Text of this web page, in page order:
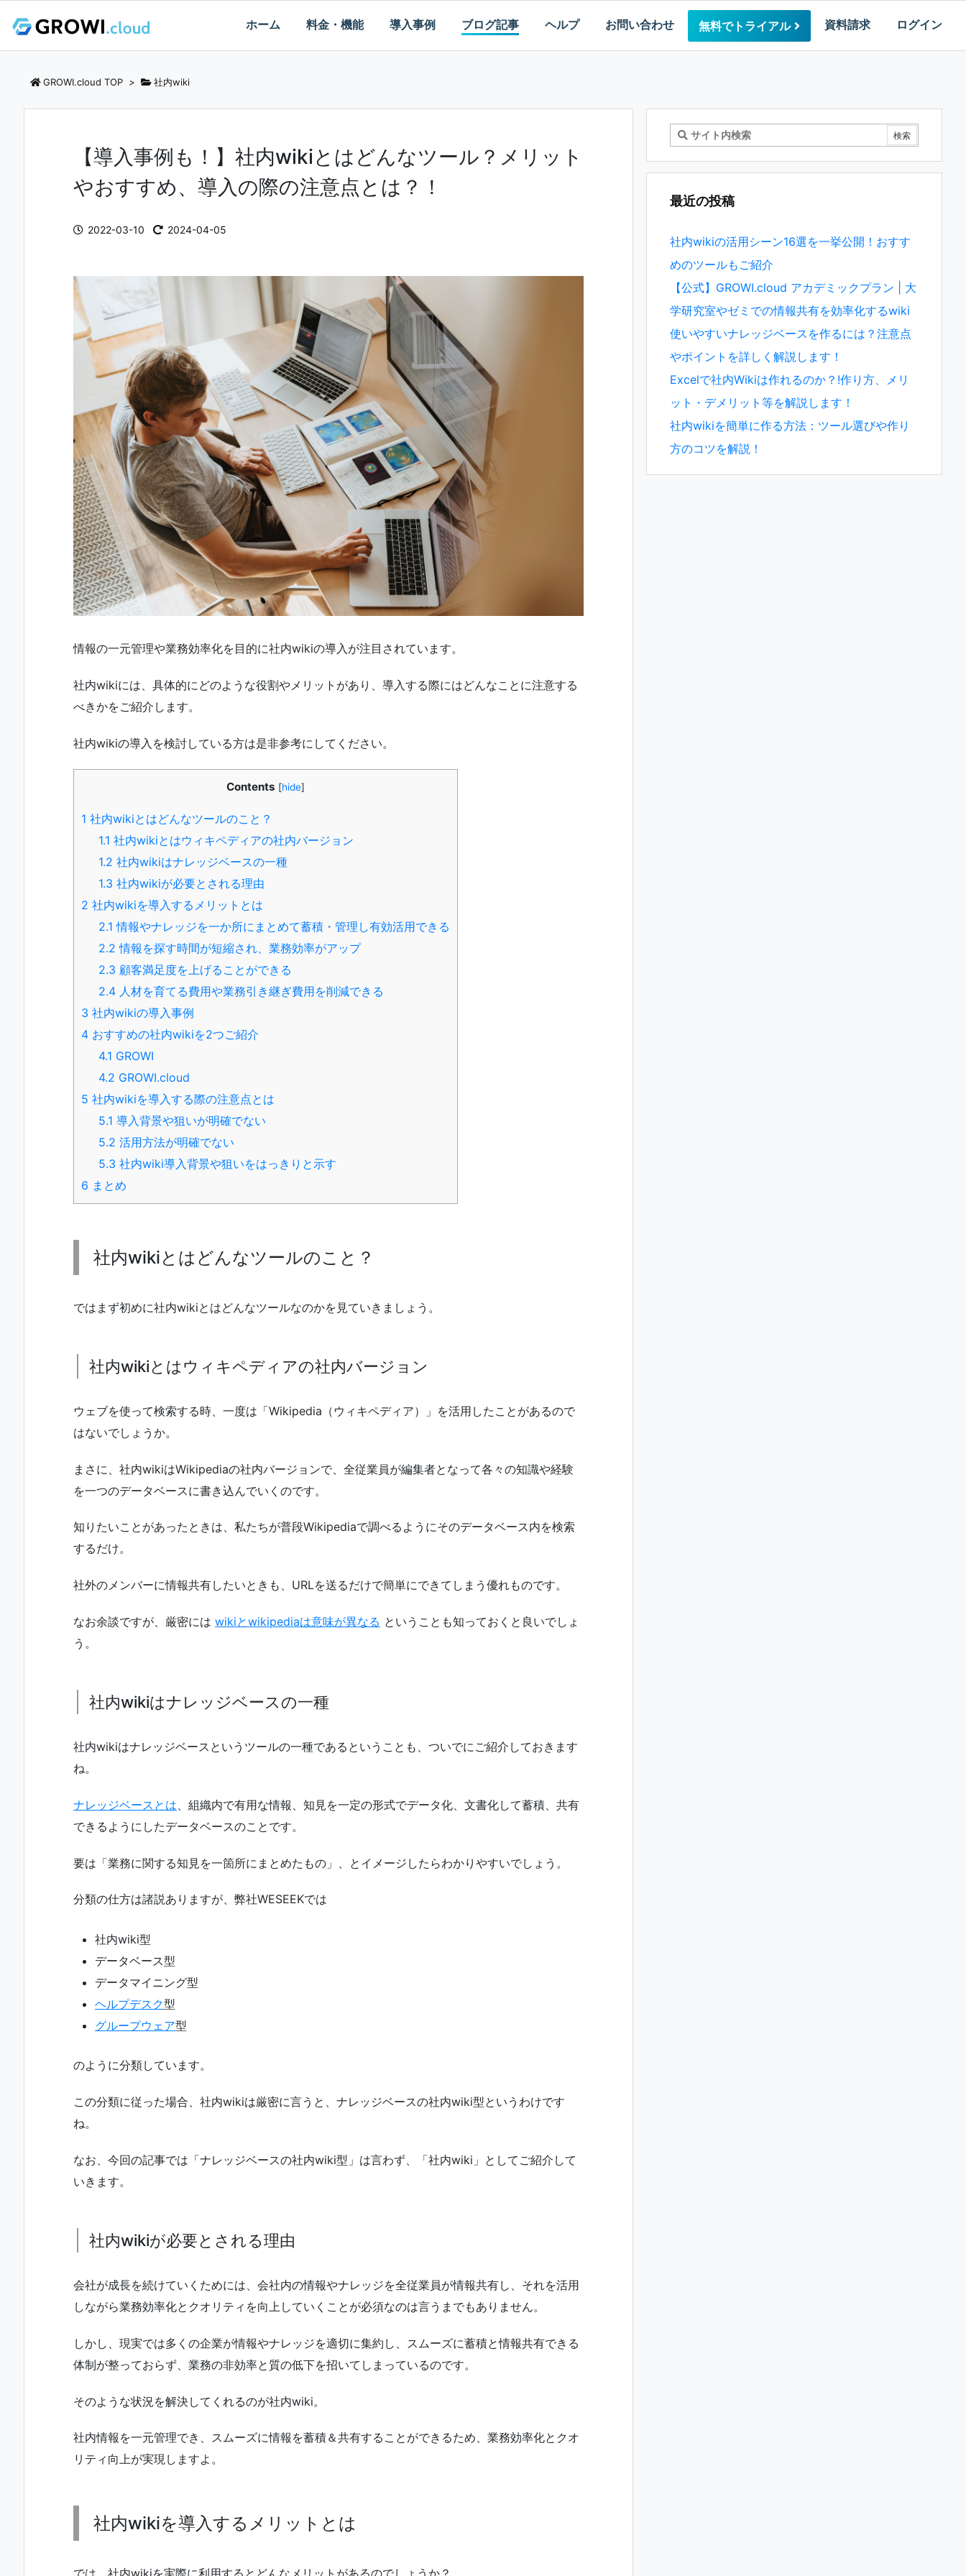
ホーム 料金・機能 導入事例 ブログ記事 ヘルプ お問い合わせ 無料でトライアル 資料請求 ログイン
GROWI.cloud TOP > 社内wiki
【導入事例も！】社内wikiとはどんなツール？メリット
やおすすめ、導入の際の注意点とは？！
2022-03-10 2024-04-05
情報の一元管理や業務効率化を目的に社内wikiの導入が注目されています。
社内wikiには、具体的にどのような役割やメリットがあり、導入する際にはどんなことに注意する
べきかをご紹介します。
社内wikiの導入を検討している方は是非参考にしてください。
Contents [hide]
1 社内wikiとはどんなツールのこと？
1.1 社内wikiとはウィキペディアの社内バージョン
1.2 社内wikiはナレッジベースの一種
1.3 社内wikiが必要とされる理由
2 社内wikiを導入するメリットとは
2.1 情報やナレッジを一か所にまとめて蓄積・管理し有効活用できる
2.2 情報を探す時間が短縮され、業務効率がアップ
2.3 顧客満足度を上げることができる
2.4 人材を育てる費用や業務引き継ぎ費用を削減できる
3 社内wikiの導入事例
4 おすすめの社内wikiを2つご紹介
4.1 GROWI
4.2 GROWI.cloud
5 社内wikiを導入する際の注意点とは
5.1 導入背景や狙いが明確でない
5.2 活用方法が明確でない
5.3 社内wiki導入背景や狙いをはっきりと示す
6 まとめ
社内wikiとはどんなツールのこと？
ではまず初めに社内wikiとはどんなツールなのかを見ていきましょう。
社内wikiとはウィキペディアの社内バージョン
ウェブを使って検索する時、一度は「Wikipedia（ウィキペディア）」を活用したことがあるので
はないでしょうか。
まさに、社内wikiはWikipediaの社内バージョンで、全従業員が編集者となって各々の知識や経験
を一つのデータベースに書き込んでいくのです。
知りたいことがあったときは、私たちが普段Wikipediaで調べるようにそのデータベース内を検索
するだけ。
社外のメンバーに情報共有したいときも、URLを送るだけで簡単にできてしまう優れものです。
なお余談ですが、厳密には wikiとwikipediaは意味が異なる ということも知っておくと良いでしょ
う。
社内wikiはナレッジベースの一種
社内wikiはナレッジベースというツールの一種であるということも、ついでにご紹介しておきます
ね。
ナレッジベースとは 、組織内で有用な情報、知見を一定の形式でデータ化、文書化して蓄積、共有
できるようにしたデータベースのことです。
要は「業務に関する知見を一箇所にまとめたもの」、とイメージしたらわかりやすいでしょう。
分類の仕方は諸説ありますが、弊社WESEEKでは
社内wiki型
データベース型
データマイニング型
ヘルプデスク型
グループウェア型
のように分類しています。
この分類に従った場合、社内wikiは厳密に言うと、ナレッジベースの社内wiki型というわけです
ね。
なお、今回の記事では「ナレッジベースの社内wiki型」は言わず、「社内wiki」としてご紹介して
いきます。
社内wikiが必要とされる理由
会社が成長を続けていくためには、会社内の情報やナレッジを全従業員が情報共有し、それを活用
しながら業務効率化とクオリティを向上していくことが必須なのは言うまでもありません。
しかし、現実では多くの企業が情報やナレッジを適切に集約し、スムーズに蓄積と情報共有できる
体制が整っておらず、業務の非効率と質の低下を招いてしまっているのです。
そのような状況を解決してくれるのが社内wiki。
社内情報を一元管理でき、スムーズに情報を蓄積＆共有することができるため、業務効率化とクオ
リティ向上が実現しますよ。
社内wikiを導入するメリットとは
最近の投稿
社内wikiの活用シーン16選を一挙公開！おすす
めのツールもご紹介
【公式】GROWI.cloud アカデミックプラン | 大
学研究室やゼミでの情報共有を効率化するwiki
使いやすいナレッジベースを作るには？注意点
やポイントを詳しく解説します！
Excelで社内Wikiは作れるのか？!作り方、メリ
ット・デメリット等を解説します！
社内wikiを簡単に作る方法：ツール選びや作り
方のコツを解説！